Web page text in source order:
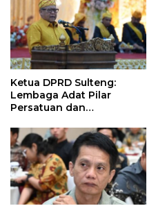
Ketua DPRD Sulteng:
Lembaga Adat Pilar
Persatuan dan